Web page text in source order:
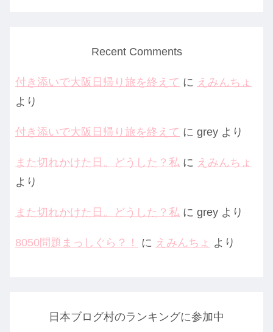
Recent Comments
付き添いで大阪日帰り旅を終えて に えみんちょ
より
付き添いで大阪日帰り旅を終えて に grey より
また切れかけた日。どうした？私 に えみんちょ
より
また切れかけた日。どうした？私 に grey より
8050問題まっしぐら？！ に えみんちょ より
日本ブログ村のランキングに参加中